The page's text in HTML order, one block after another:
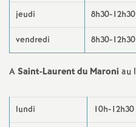
jeudi 8h30-
vendredi 8h30-
ASaint-Laurent du Maroni au
lundi 10h-